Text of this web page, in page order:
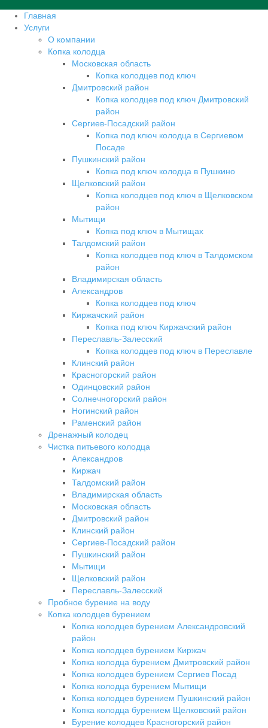
Главная
Услуги
О компании
Копка колодца
Московская область
Копка колодцев под ключ
Дмитровский район
Копка колодцев под ключ Дмитровский
район
Сергиев-Посадский район
Копка под ключ колодца в Сергиевом
Посаде
Пушкинский район
Копка под ключ колодца в Пушкино
Щелковский район
Копка колодцев под ключ в Щелковском
район
Мытищи
Копка под ключ в Мытищах
Талдомский район
Копка колодцев под ключ в Талдомском
район
Владимирская область
Александров
Копка колодцев под ключ
Киржачский район
Копка под ключ Киржачский район
Переславль-Залесский
Копка колодцев под ключ в Переславле
Клинский район
Красногорский район
Одинцовский район
Солнечногорский район
Ногинский район
Раменский район
Дренажный колодец
Чистка питьевого колодца
Александров
Киржач
Талдомский район
Владимирская область
Московская область
Дмитровский район
Клинский район
Сергиев-Посадский район
Пушкинский район
Мытищи
Щелковский район
Переславль-Залесский
Пробное бурение на воду
Копка колодцев бурением
Копка колодцев бурением Александровский
район
Копка колодцев бурением Киржач
Копка колодца бурением Дмитровский район
Копка колодцев бурением Сергиев Посад
Копка колодца бурением Мытищи
Копка колодцев бурением Пушкинский район
Копка колодца бурением Щелковский район
Бурение колодцев Красногорский район